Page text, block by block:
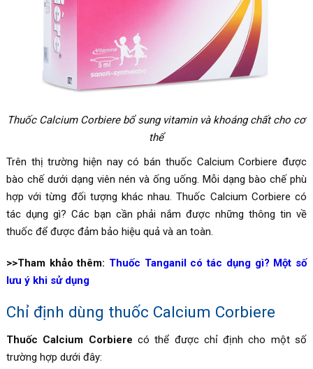
Thuốc Calcium Corbiere bổ sung vitamin và khoáng chất cho cơ
thể
Trên thị trường hiện nay có bán thuốc Calcium Corbiere được
bào chế dưới dạng viên nén và ống uống. Mỗi dạng bào chế phù
hợp với từng đối tượng khác nhau. Thuốc Calcium Corbiere có
tác dụng gì? Các bạn cần phải nắm được những thông tin về
thuốc để được đảm bảo hiệu quả và an toàn.
>>Tham khảo thêm: Thuốc Tanganil có tác dụng gì? Một số
lưu ý khi sử dụng
Chỉ định dùng thuốc Calcium Corbiere
Thuốc Calcium Corbiere có thể được chỉ định cho một số
trường hợp dưới đây: